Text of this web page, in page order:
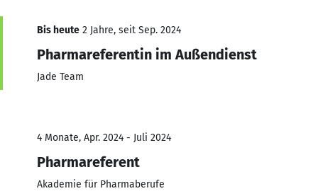
Bis heute 2 Jahre, seit Sep. 2024
Pharmareferentin im Außendienst
Jade Team
4 Monate, Apr. 2024 - Juli 2024
Pharmareferent
Akademie für Pharmaberufe